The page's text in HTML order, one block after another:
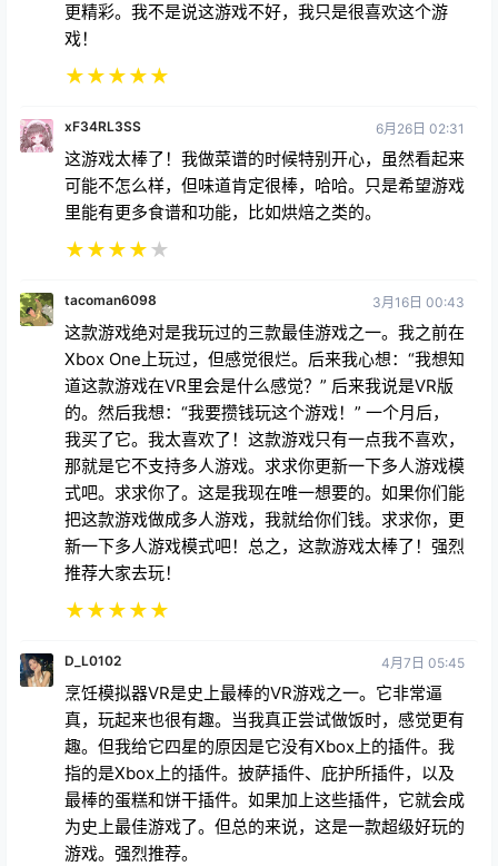
更精彩。我不是说这游戏不好，我只是很喜欢这个游
戏！
★★★★★
xF34RL3SS 6月26日 02:31
这游戏太棒了！我做菜谱的时候特别开心，虽然看起来
可能不怎么样，但味道肯定很棒，哈哈。只是希望游戏
里能有更多食谱和功能，比如烘焙之类的。
★★★★★
tacoman6098 3月16日 00:43
这款游戏绝对是我玩过的三款最佳游戏之一。我之前在
Xbox One上玩过，但感觉很烂。后来我心想：“我想知
道这款游戏在VR里会是什么感觉？” 后来我说是VR版
的。然后我想：“我要攒钱玩这个游戏！” 一个月后，
我买了它。我太喜欢了！这款游戏只有一点我不喜欢，
那就是它不支持多人游戏。求求你更新一下多人游戏模
式吧。求求你了。这是我现在唯一想要的。如果你们能
把这款游戏做成多人游戏，我就给你们钱。求求你，更
新一下多人游戏模式吧！总之，这款游戏太棒了！强烈
推荐大家去玩！
★★★★★
D_L0102 4月7日 05:45
烹饪模拟器VR是史上最棒的VR游戏之一。它非常逼
真，玩起来也很有趣。当我真正尝试做饭时，感觉更有
趣。但我给它四星的原因是它没有Xbox上的插件。我
指的是Xbox上的插件。披萨插件、庇护所插件，以及
最棒的蛋糕和饼干插件。如果加上这些插件，它就会成
为史上最佳游戏了。但总的来说，这是一款超级好玩的
游戏。强烈推荐。